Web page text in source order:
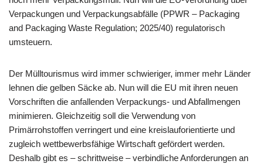
Verpackungen und Verpackungsabfälle (PPWR – Packaging
and Packaging Waste Regulation; 2025/40) regulatorisch
umsteuern.
Der Mülltourismus wird immer schwieriger, immer mehr Länder
lehnen die gelben Säcke ab. Nun will die EU mit ihren neuen
Vorschriften die anfallenden Verpackungs- und Abfallmengen
minimieren. Gleichzeitig soll die Verwendung von
Primärrohstoffen verringert und eine kreislauforientierte und
zugleich wettbewerbsfähige Wirtschaft gefördert werden.
Deshalb gibt es – schrittweise – verbindliche Anforderungen an